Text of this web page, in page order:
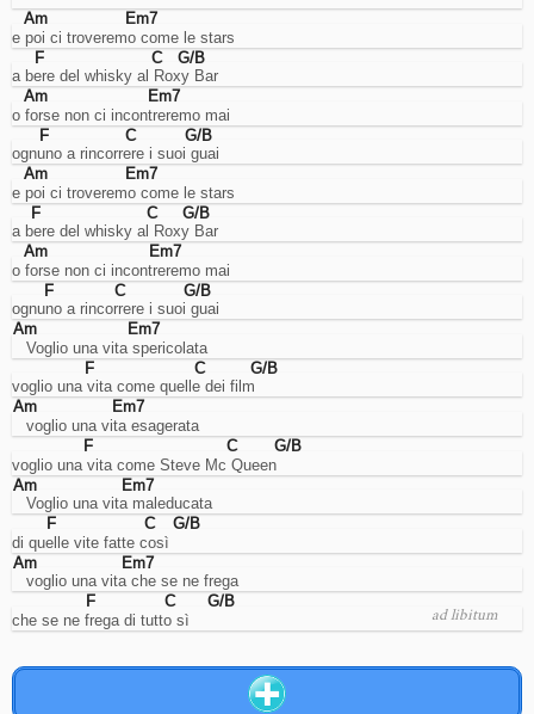
con
propri
gusti.
Rifiuta
tutti
Accetta
la
selezione
Accetta
tutti
Am
Em7
e poi ci troveremo come le stars
F
C
G/B
a bere del whisky al Roxy Bar
Am
Em7
o forse non ci incontreremo mai
F
C
G/B
ognuno a rincorrere i suoi guai
Am
Em7
e poi ci troveremo come le stars
F
C
G/B
a bere del whisky al Roxy Bar
Am
Em7
o forse non ci incontreremo mai
F
C
G/B
ognuno a rincorrere i suoi guai
Am
Em7
   Voglio una vita spericolata
F
C
G/B
voglio una vita come quelle dei film
Am
Em7
   voglio una vita esagerata
F
C
G/B
voglio una vita come Steve Mc Queen
Am
Em7
   Voglio una vita maleducata
F
C
G/B
di quelle vite fatte così
Am
Em7
   voglio una vita che se ne frega
F
C
G/B
che se ne frega di tutto sì
ad libitum